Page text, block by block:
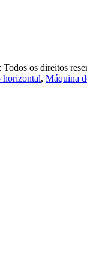
os direitos
horizontal, Máquina